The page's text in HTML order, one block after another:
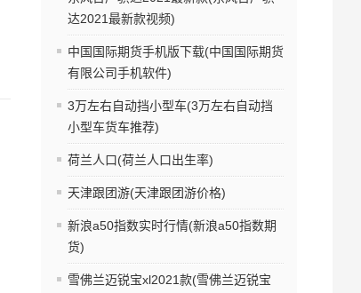
达2021最新款视频)
中国国际期货手机版下载(中国国际期货
有限公司手机软件)
3万左右自动挡小型车(3万左右自动挡
小型车货车推荐)
荷兰人口(荷兰人口出生率)
天津跟团游(天津跟团游价格)
新浪a50指数实时行情(新浪a50指数期
货)
雪佛兰迈锐宝xl2021款(雪佛兰迈锐宝